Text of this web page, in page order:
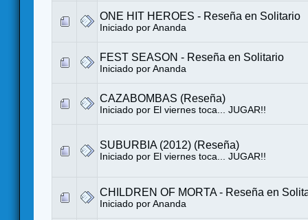
ONE HIT HEROES - Reseña en Solitario
Iniciado por Ananda
FEST SEASON - Reseña en Solitario
Iniciado por Ananda
CAZABOMBAS (Reseña)
Iniciado por El viernes toca... JUGAR!!
SUBURBIA (2012) (Reseña)
Iniciado por El viernes toca... JUGAR!!
CHILDREN OF MORTA - Reseña en
Iniciado por Ananda